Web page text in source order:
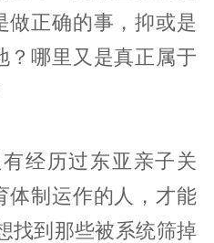
做正确的事，抑或是
？哪里又是真正属于
经历过东亚亲子关
体制运作的人，才能
找到那些被系统筛掉